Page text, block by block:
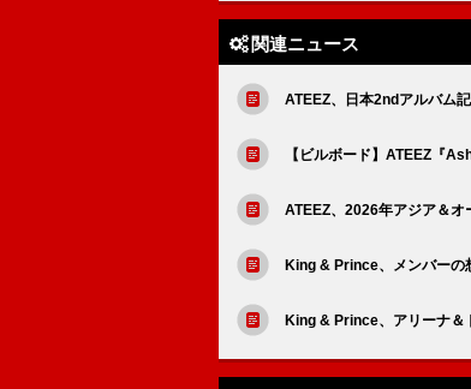
関連ニュース
ATEEZ、日本2ndアルバム
【ビルボード】ATEEZ『
ATEEZ、2026年アジア＆
King & Prince、メンバーの
King & Prince、アリーナ＆